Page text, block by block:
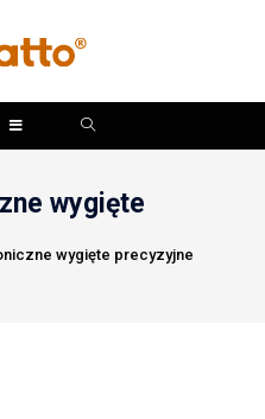
wygięte
wygięte precyzyjne